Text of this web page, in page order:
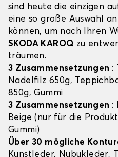
sind heute die einzigen
eine so große Auswahl
können, um nach Ihren
SKODA KAROQ zu
träumen.
3 Zusammensetzungen :
Nadelfilz 650g,
850g, Gummi
3 Zusammensetzungen :
Beige (nur für die
Gummi)
Über 30 mögliche
Kunstleder, Nubukleder,